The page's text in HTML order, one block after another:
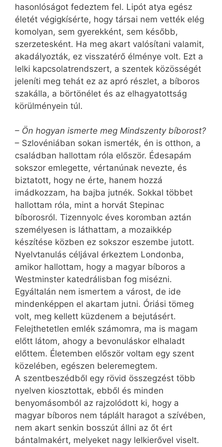
hasonlóságot fedeztem fel. Lipót atya egész
életét végigkísérte, hogy társai nem vették elég
komolyan, sem gyerekként, sem később,
szerzetesként. Ha meg akart valósítani valamit,
akadályozták, ez visszatérő élménye volt. Ezt a
lelki kapcsolatrendszert, a szentek közösségét
jeleníti meg tehát ez az apró részlet, a bíboros
szakálla, a börtönélet és az elhagyatottság
körülményein túl.
– Ön hogyan ismerte meg Mindszenty bíborost?
– Szlovéniában sokan ismerték, én is otthon, a
családban hallottam róla először. Édesapám
sokszor emlegette, vértanúnak nevezte, és
biztatott, hogy ne érte, hanem hozzá
imádkozzam, ha bajba jutnék. Sokkal többet
hallottam róla, mint a horvát Stepinac
bíborosról. Tizennyolc éves koromban aztán
személyesen is láthattam, a mozaikkép
készítése közben ez sokszor eszembe jutott.
Nyelvtanulás céljával érkeztem Londonba,
amikor hallottam, hogy a magyar bíboros a
Westminster katedrálisban fog misézni.
Egyáltalán nem ismertem a várost, de ide
mindenképpen el akartam jutni. Óriási tömeg
volt, meg kellett küzdenem a bejutásért.
Felejthetetlen emlék számomra, ma is magam
előtt látom, ahogy a bevonuláskor elhaladt
előttem. Életemben először voltam egy szent
közelében, egészen beleremegtem.
A szentbeszédből egy rövid összegzést több
nyelven kiosztottak, ebből és minden
benyomásomból az rajzolódott ki, hogy a
magyar bíboros nem táplált haragot a szívében,
nem akart senkin bosszút állni az őt ért
bántalmakért, melyeket nagy lelkierővel viselt.